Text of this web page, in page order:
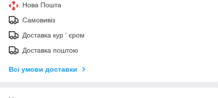
Нова Пошта
Самовивіз
Доставка кур ' єром
Доставка поштою
Всі умови доставки